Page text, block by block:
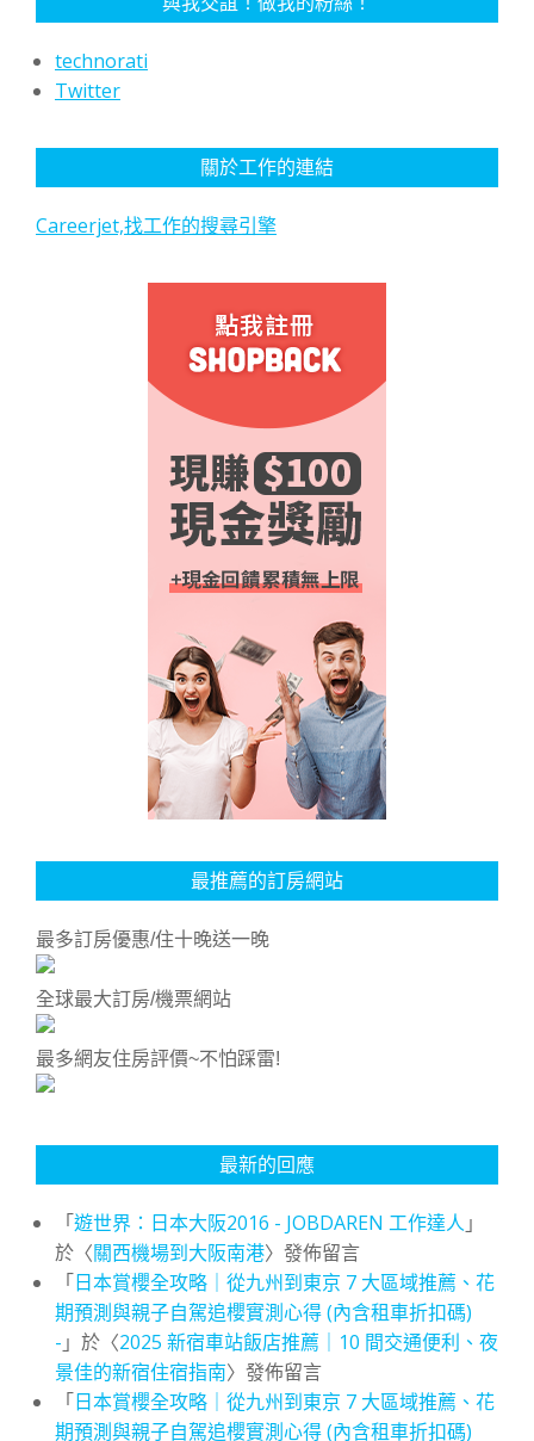
technorati
Twitter
關於工作的連結
Careerjet,找工作的搜尋引擎
最推薦的訂房網站
最多訂房優惠/住十晚送一晚
全球最大訂房/機票網站
最多網友住房評價~不怕踩雷!
最新的回應
「遊世界：日本大阪2016 - JOBDAREN 工作達人 」
於〈關西機場到大阪南港〉發佈留言
「日本賞櫻全攻略｜從九州到東京 7 大區域推薦、花
期預測與親子自駕追櫻實測心得 (內含租車折扣碼)
- 」於〈2025 新宿車站飯店推薦｜10 間交通便利、夜
景佳的新宿住宿指南〉發佈留言
「日本賞櫻全攻略｜從九州到東京 7 大區域推薦、花
期預測與親子自駕追櫻實測心得 (內含租車折扣碼)